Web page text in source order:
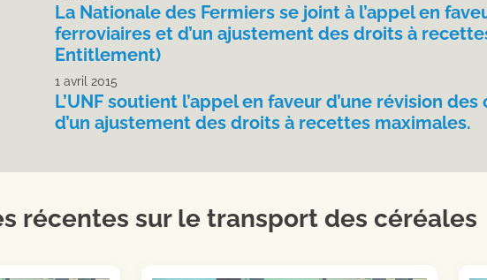
La Nationale des Fermiers se joint à l’appel en
ferroviaires et d’un ajustement des droits à
Entitlement)
1 avril 2015
L’UNF soutient l’appel en faveur d’une révision
d’un ajustement des droits à recettes maximales.
récentes sur le transport des céréales